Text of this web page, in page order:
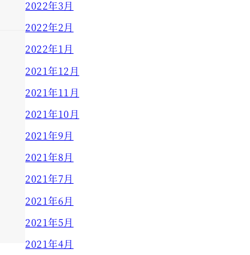
2022年3月
2022年2月
2022年1月
2021年12月
2021年11月
2021年10月
2021年9月
2021年8月
2021年7月
2021年6月
2021年5月
2021年4月